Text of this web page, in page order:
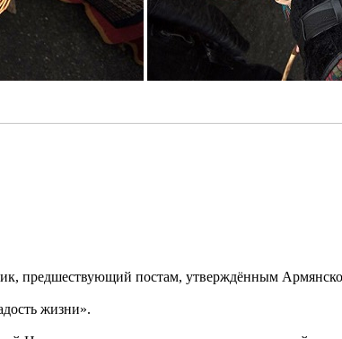
предшествующий постам, утверждённым
жизни».